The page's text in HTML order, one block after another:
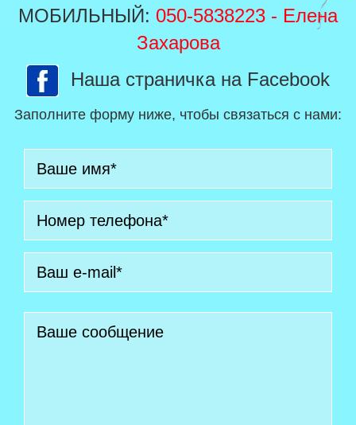
МОБИЛЬНЫЙ: 050-5838223 - Елена
Захарова
Наша страничка на Facebook
Заполните форму ниже, чтобы связаться с нами: